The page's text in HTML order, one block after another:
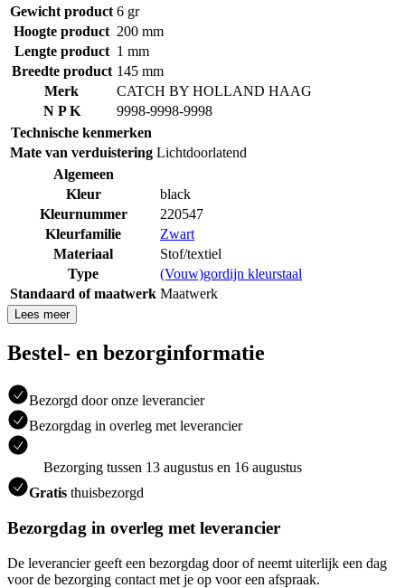
Gewicht product 6 gr
Hoogte product 200 mm
Lengte product 1 mm
Breedte product 145 mm
Merk
CATCH BY HOLLAND HAAG
N P K
9998-9998-9998
Technische kenmerken
Mate van verduistering Lichtdoorlatend
Algemeen
Kleur
black
Kleurnummer
220547
Kleurfamilie
Zwart
Materiaal
Stof/textiel
Type
(Vouw)gordijn kleurstaal
Standaard of maatwerk Maatwerk
Lees meer
Bestel- en bezorginformatie
Bezorgd door onze leverancier
Bezorgdag in overleg met leverancier
Bezorging tussen 13 augustus en 16 augustus
Gratis thuisbezorgd
Bezorgdag in overleg met leverancier
De leverancier geeft een bezorgdag door of neemt uiterlijk een dag
voor de bezorging contact met je op voor een afspraak.